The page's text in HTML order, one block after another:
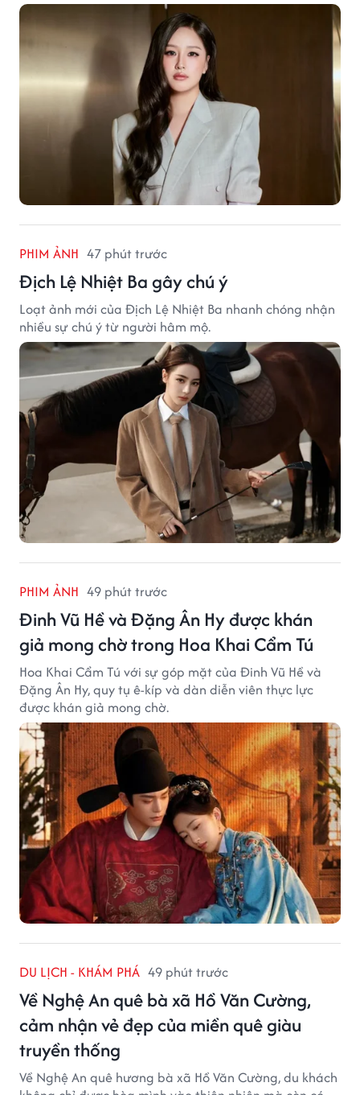
PHIM ẢNH 47 phút trước
Địch Lệ Nhiệt Ba gây chú ý
Loạt ảnh mới của Địch Lệ Nhiệt Ba nhanh chóng nhận
nhiều sự chú ý từ người hâm mộ.
PHIM ẢNH 49 phút trước
Đinh Vũ Hề và Đặng Ân Hy được khán
giả mong chờ trong Hoa Khai Cẩm Tú
Hoa Khai Cẩm Tú với sự góp mặt của Đinh Vũ Hề và
Đặng Ân Hy, quy tụ ê-kíp và dàn diễn viên thực lực
được khán giả mong chờ.
DU LỊCH - KHÁM PHÁ 49 phút trước
Về Nghệ An quê bà xã Hồ Văn Cường,
cảm nhận vẻ đẹp của miền quê giàu
truyền thống
Về Nghệ An quê hương bà xã Hồ Văn Cường, du khách